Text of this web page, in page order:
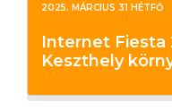
2025. MÁRCIUS 31 HÉTFŐ
Internet Fiesta
Keszthely